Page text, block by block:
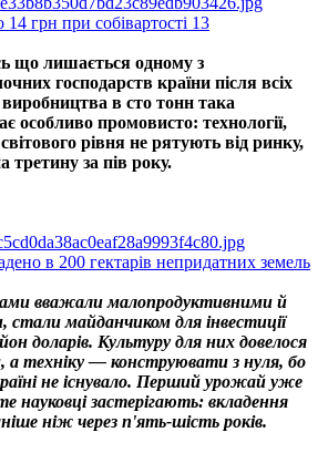
грн при собівартості 13
що лишається одному з
господарств країни після всіх
в сто тонн така
особливо промовисто: технології,
рівня не рятують від ринку,
третину за пів року.
в 200 гектарів непридатних земель
вважали малопродуктивними й
майданчиком для інвестиції
доларів. Культуру для них довелося
а техніку — конструювати з нуля, бо
не існувало. Перший урожай уже
науковці застерігають: вкладення
ніж через п'ять-шість років.